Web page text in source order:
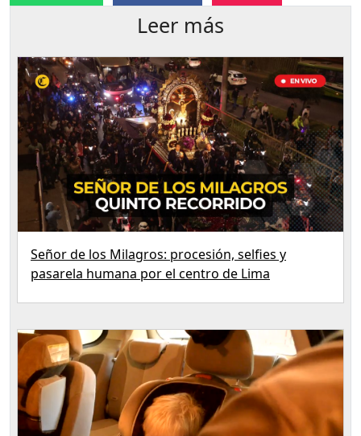
Leer más
Señor de los Milagros: procesión, selfies y
pasarela humana por el centro de Lima